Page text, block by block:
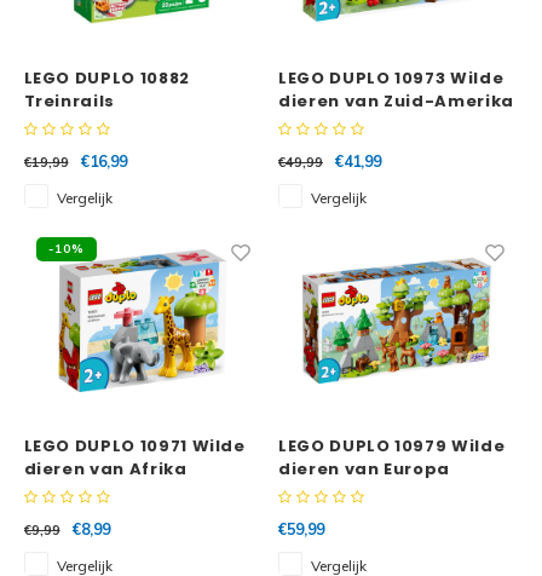
LEGO DUPLO 10882
Treinrails
€19,99
€16,99
Vergelijk
LEGO DUPLO 10973 Wilde
dieren van Zuid-Amerika
€49,99
€41,99
Vergelijk
-10%
LEGO DUPLO 10971 Wilde
dieren van Afrika
€9,99
€8,99
Vergelijk
LEGO DUPLO 10979 Wilde
dieren van Europa
€59,99
Vergelijk